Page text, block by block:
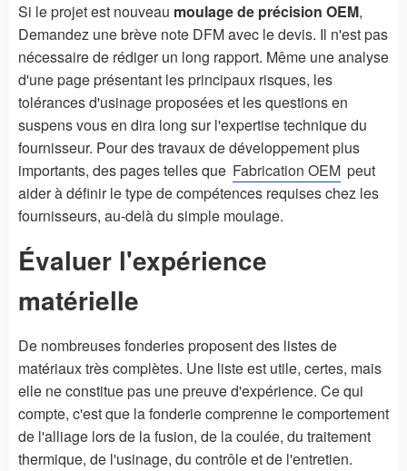
Si le projet est nouveau moulage de précision OEM,
Demandez une brève note DFM avec le devis. Il n'est pas
nécessaire de rédiger un long rapport. Même une analyse
d'une page présentant les principaux risques, les
tolérances d'usinage proposées et les questions en
suspens vous en dira long sur l'expertise technique du
fournisseur. Pour des travaux de développement plus
importants, des pages telles que Fabrication OEM peut
aider à définir le type de compétences requises chez les
fournisseurs, au-delà du simple moulage.
Évaluer l'expérience
matérielle
De nombreuses fonderies proposent des listes de
matériaux très complètes. Une liste est utile, certes, mais
elle ne constitue pas une preuve d'expérience. Ce qui
compte, c'est que la fonderie comprenne le comportement
de l'alliage lors de la fusion, de la coulée, du traitement
thermique, de l'usinage, du contrôle et de l'entretien.